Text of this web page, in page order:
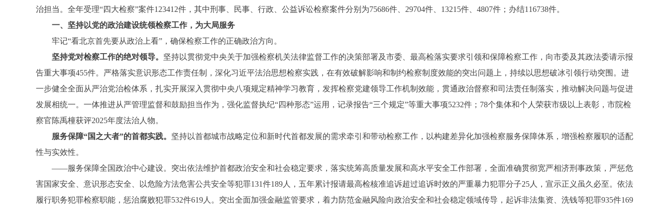
治担当。全年受理“四大检察”案件123412件，其中刑事、民事、行政、公益诉讼检察案件分别为75686件、29704件、13215件、4807件；办结116738件。
一、坚持以党的政治建设统领检察工作，为大局服务
牢记“看北京首先要从政治上看”，确保检察工作的正确政治方向。
坚持党对检察工作的绝对领导。 坚持以贯彻党中央关于加强检察机关法律监督工作的决策部署及市委、最高检落实要求引领和保障检察工作，向市委及其政法委请示报
告重大事项455件。严格落实意识形态工作责任制，深化习近平法治思想检察实践，在有效破解影响和制约检察制度效能的突出问题上，持续以思想破冰引领行动突围。进
一步健全全面从严治党治检体系，扎实开展深入贯彻中央八项规定精神学习教育，发挥检察党建领导工作机制效能，贯通政治督察和司法责任制落实，推动解决问题与促进
发展相统一。一体推进从严管理监督和鼓励担当作为，强化监督执纪“四种形态”运用，记录报告“三个规定”等重大事项5232件；78个集体和个人荣获市级以上表彰，市院检
察官陈禹橦获评2025年度法治人物。
服务保障“国之大者”的首都实践。 坚持以首都城市战略定位和新时代首都发展的需求牵引和带动检察工作，以构建差异化加强检察服务保障体系，增强检察履职的适配
性与实效性。
——服务保障全国政治中心建设。突出依法维护首都政治安全和社会稳定要求，落实统筹高质量发展和高水平安全工作部署，全面准确贯彻宽严相济刑事政策，严惩危
害国家安全、意识形态安全、以危险方法危害公共安全等犯罪131件189人，五年累计报请最高检核准追诉超过追诉时效的严重暴力犯罪分子25人，宣示正义虽久必至。依法
履行职务犯罪检察职能，惩治腐败犯罪532件619人。突出全面加强金融监管要求，着力防范金融风险向政治安全和社会稳定领域传导，起诉非法集资、洗钱等犯罪935件169